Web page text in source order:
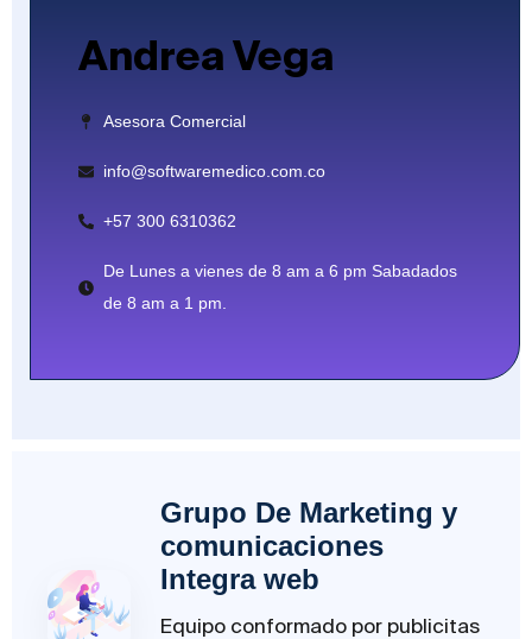
Andrea Vega
Asesora Comercial
info@softwaremedico.com.co
+57 300 6310362
De Lunes a vienes de 8 am a 6 pm Sabadados
de 8 am a 1 pm.
Grupo De Marketing y
comunicaciones
Integra web
Equipo conformado por publicitas